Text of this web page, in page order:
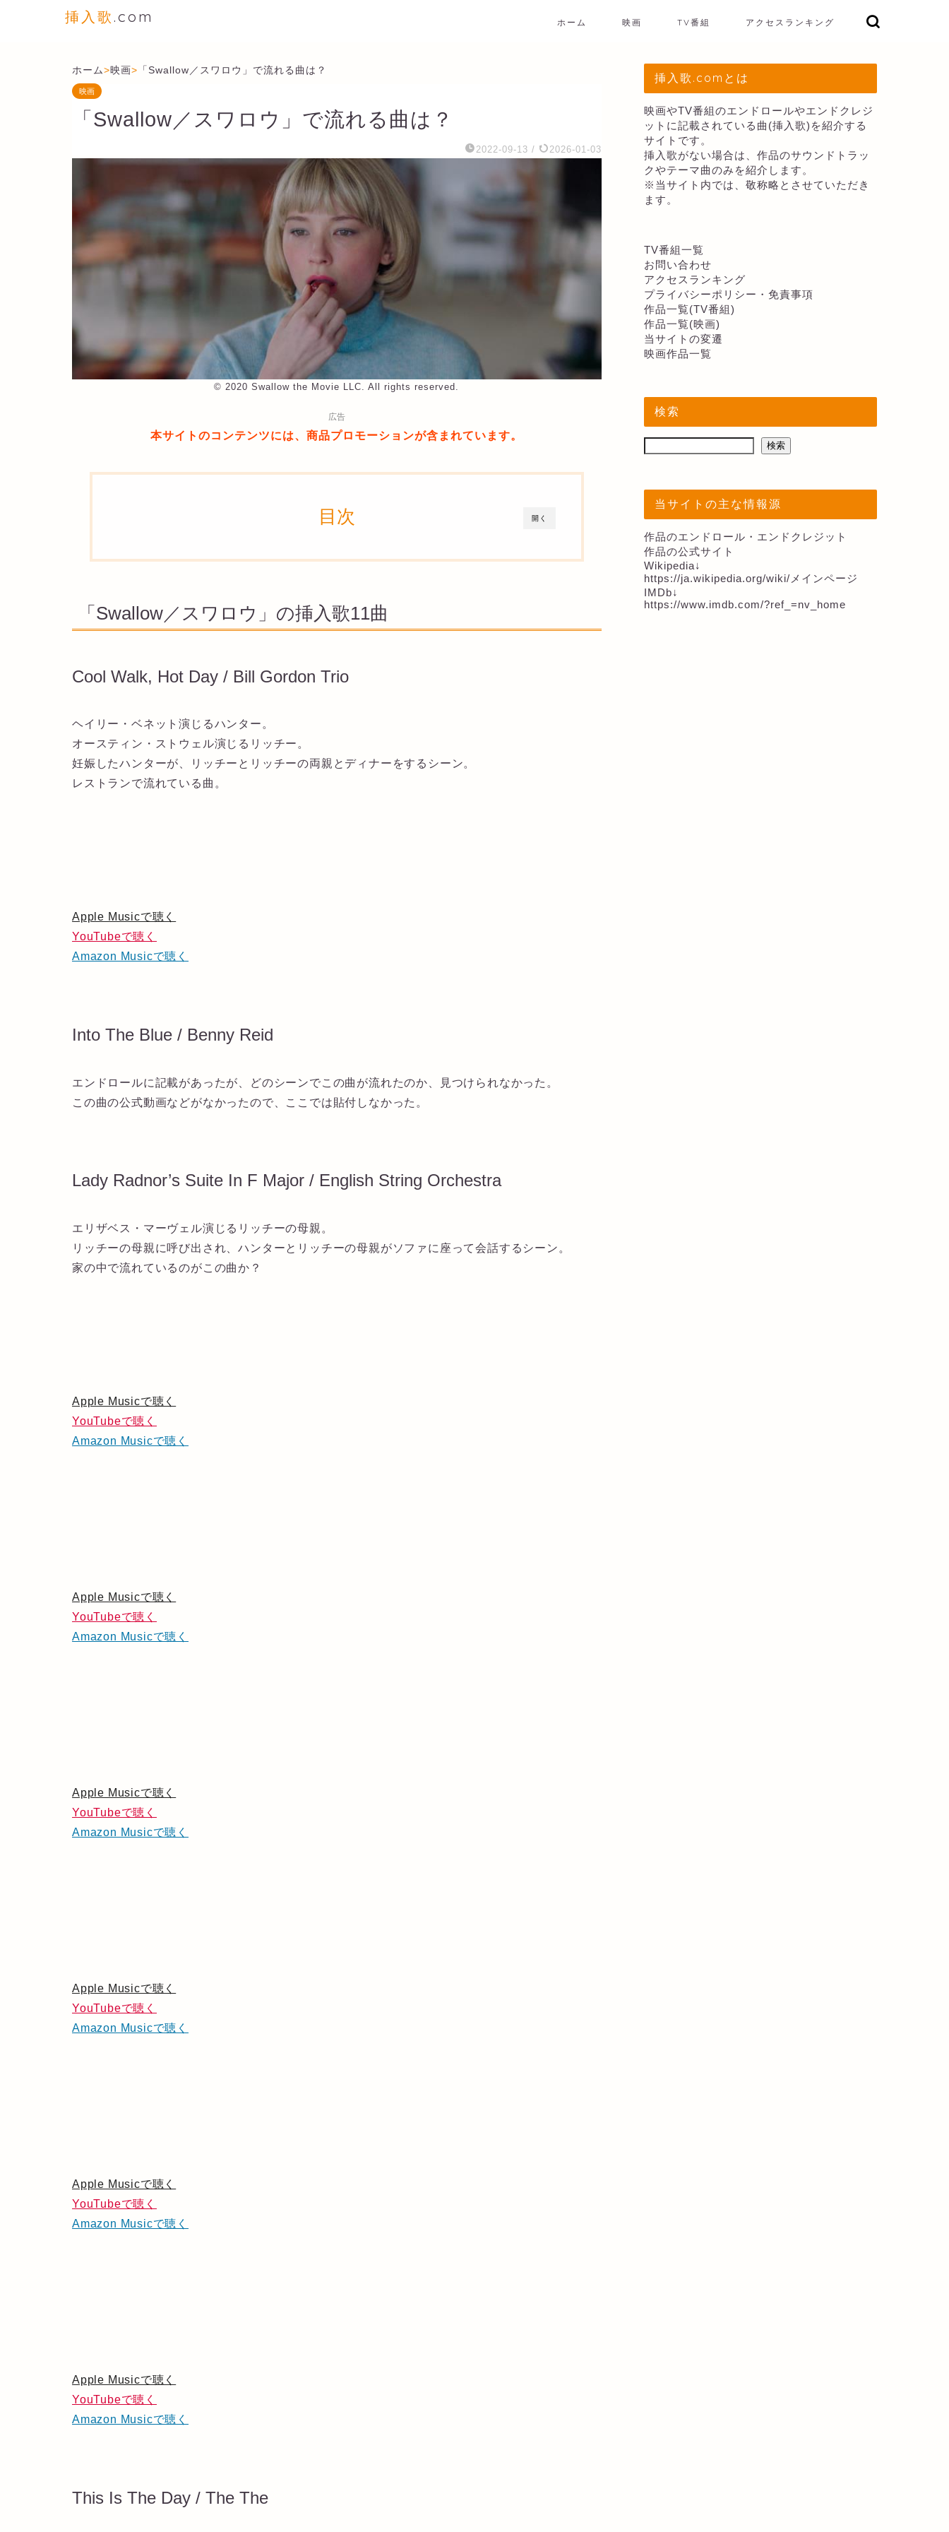
挿入歌.com ホーム 映画 TV番組 アクセスランキング
ホーム>映画> 「Swallow／スワロウ」で流れる曲は？
映画
「Swallow／スワロウ」で流れる曲は？
2022-09-13 / 2026-01-03
©︎ 2020 Swallow the Movie LLC. All rights reserved.
広告
本サイトのコンテンツには、商品プロモーションが含まれています。
開く
目次
「Swallow／スワロウ」の挿入歌11曲
Cool Walk, Hot Day / Bill Gordon Trio
ヘイリー・ベネット演じるハンター。
オースティン・ストウェル演じるリッチー。
妊娠したハンターが、リッチーとリッチーの両親とディナーをするシーン。
レストランで流れている曲。
Apple Musicで聴く
YouTubeで聴く
Amazon Musicで聴く
Into The Blue / Benny Reid
エンドロールに記載があったが、どのシーンでこの曲が流れたのか、見つけられなかった。
この曲の公式動画などがなかったので、ここでは貼付しなかった。
Lady Radnor’s Suite In F Major / English String Orchestra
エリザベス・マーヴェル演じるリッチーの母親。
リッチーの母親に呼び出され、ハンターとリッチーの母親がソファに座って会話するシーン。
家の中で流れているのがこの曲か？
Apple Musicで聴く
YouTubeで聴く
Amazon Musicで聴く
Apple Musicで聴く
YouTubeで聴く
Amazon Musicで聴く
Apple Musicで聴く
YouTubeで聴く
Amazon Musicで聴く
Apple Musicで聴く
YouTubeで聴く
Amazon Musicで聴く
Apple Musicで聴く
YouTubeで聴く
Amazon Musicで聴く
Apple Musicで聴く
YouTubeで聴く
Amazon Musicで聴く
This Is The Day / The The
挿入歌.comとは
映画やTV番組のエンドロールやエンドクレジ
ットに記載されている曲(挿入歌)を紹介する
サイトです。
挿入歌がない場合は、作品のサウンドトラッ
クやテーマ曲のみを紹介します。
※当サイト内では、敬称略とさせていただき
ます。
TV番組一覧
お問い合わせ
アクセスランキング
プライバシーポリシー・免責事項
作品一覧(TV番組)
作品一覧(映画)
当サイトの変遷
映画作品一覧
検索
検索
当サイトの主な情報源
作品のエンドロール・エンドクレジット
作品の公式サイト
Wikipedia↓
https://ja.wikipedia.org/wiki/メインページ
IMDb↓
https://www.imdb.com/?ref_=nv_home